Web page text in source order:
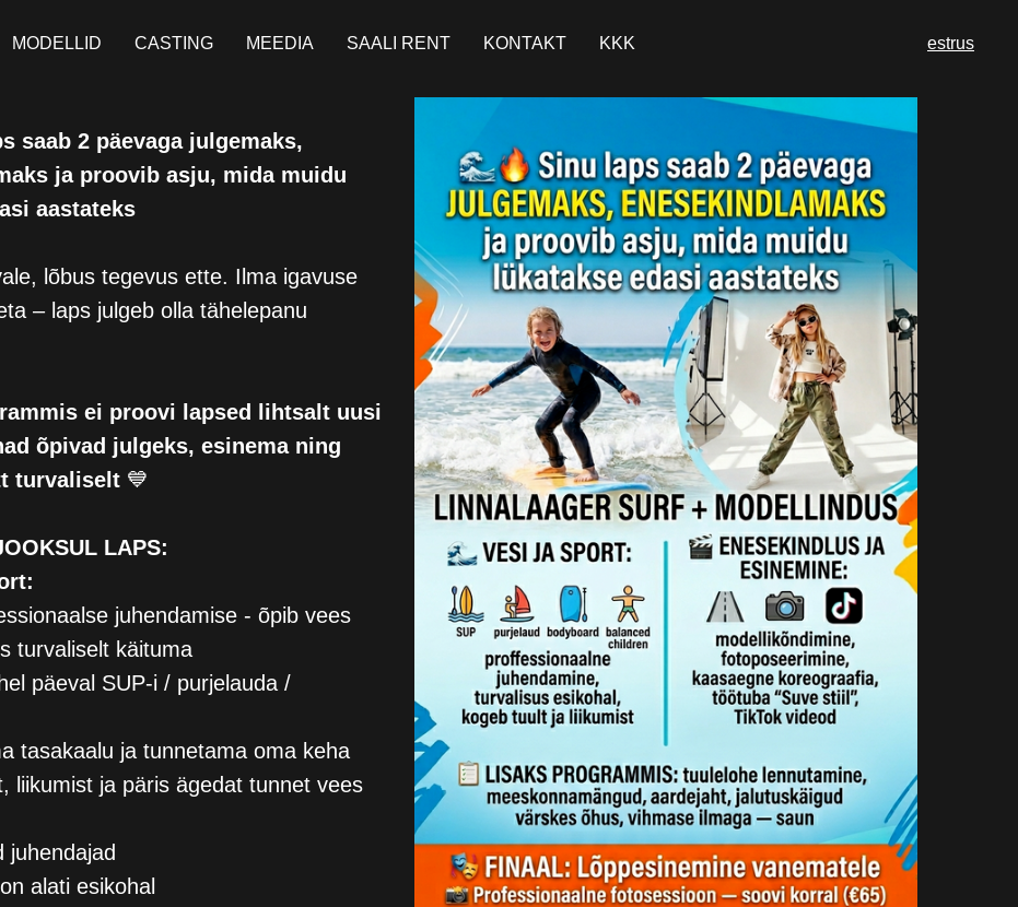
MODELLID CASTING MEEDIA SAALI RENT KONTAKT KKK estrus
saab 2 päevaga julgemaks,
ja proovib asju, mida muidu
aastateks
lõbus tegevus ette. Ilma igavuse
– laps julgeb olla tähelepanu
ei proovi lapsed lihtsalt uusi
õpivad julgeks, esinema ning
turvaliselt 💙
LAPS:
juhendamise - õpib vees
turvaliselt käituma
päeval SUP-i / purjelauda /
tasakaalu ja tunnetama oma keha
liikumist ja päris ägedat tunnet vees
juhendajad
alati esikohal